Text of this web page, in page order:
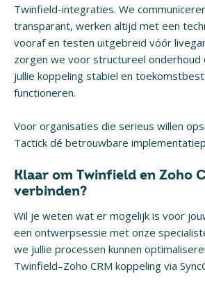
Twinfield-integraties. We
transparant, werken altijd met een
vooraf en testen uitgebreid vóór
zorgen we voor structureel
jullie koppeling stabiel en
functioneren.
Voor organisaties die serieus willen
Tactick dé betrouwbare
Klaar om Twinfield en Zoho
verbinden?
Wil je weten wat er mogelijk is voor
een ontwerpsessie met onze
we jullie processen kunnen
Twinfield–Zoho CRM koppeling via